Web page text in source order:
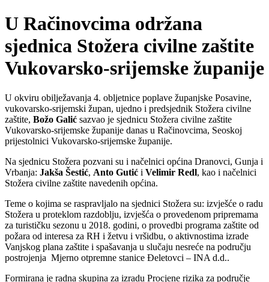
U Račinovcima održana
sjednica Stožera civilne zaštite
Vukovarsko-srijemske županije
U okviru obilježavanja 4. obljetnice poplave županjske Posavine,
vukovarsko-srijemski župan, ujedno i predsjednik Stožera civilne
zaštite, Božo Galić sazvao je sjednicu Stožera civilne zaštite
Vukovarsko-srijemske županije danas u Račinovcima, Seoskoj
prijestolnici Vukovarsko-srijemske županije.
Na sjednicu Stožera pozvani su i načelnici općina Dranovci, Gunja i
Vrbanja: Jakša Šestić, Anto Gutić i Velimir Redl, kao i načelnici
Stožera civilne zaštite navedenih općina.
Teme o kojima se raspravljalo na sjednici Stožera su: izvješće o radu
Stožera u proteklom razdoblju, izvješća o provedenom pripremama
za turističku sezonu u 2018. godini, o provedbi programa zaštite od
požara od interesa za RH i žetvu i vršidbu, o aktivnostima izrade
Vanjskog plana zaštite i spašavanja u slučaju nesreće na području
postrojenja Mjerno otpremne stanice Đeletovci – INA d.d..
Formirana je radna skupina za izradu Procjene rizika za područje